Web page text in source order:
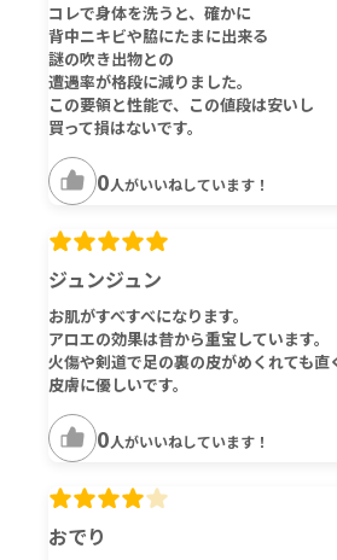
コレで身体を洗うと、確かに
背中ニキビや脇にたまに出来る
謎の吹き出物との
遭遇率が格段に減りました。
この要領と性能で、この値段は安いし
買って損はないです。
0人がいいねしています！
ジュンジュン
お肌がすべすべになります。
アロエの効果は昔から重宝しています。
火傷や剣道で足の裏の皮がめくれても直
皮膚に優しいです。
0人がいいねしています！
おでり